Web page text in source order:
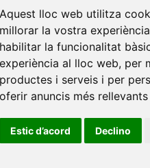
Aquest lloc web utilitza
millorar la vostra
habilitar la funcionalitat
experiència al lloc web, per
productes i serveis i per
oferir anuncis més
Estic d’acord Declino
de Barcelona•
Catalunya•Universitat
Universitat Politècnica de
Sàsser•Universitat de
d'Universitats